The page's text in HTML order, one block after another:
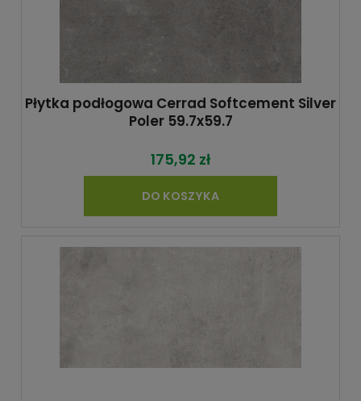
Płytka podłogowa Cerrad Softcement Silver
Poler 59.7x59.7
175,92 zł
DO KOSZYKA